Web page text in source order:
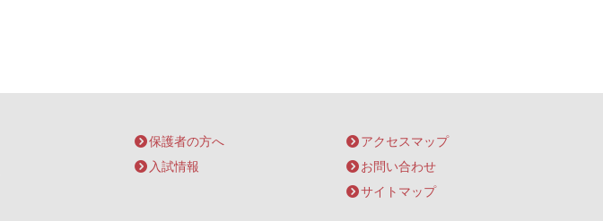
保護者の方へ
入試情報
アクセスマップ
お問い合わせ
サイトマップ